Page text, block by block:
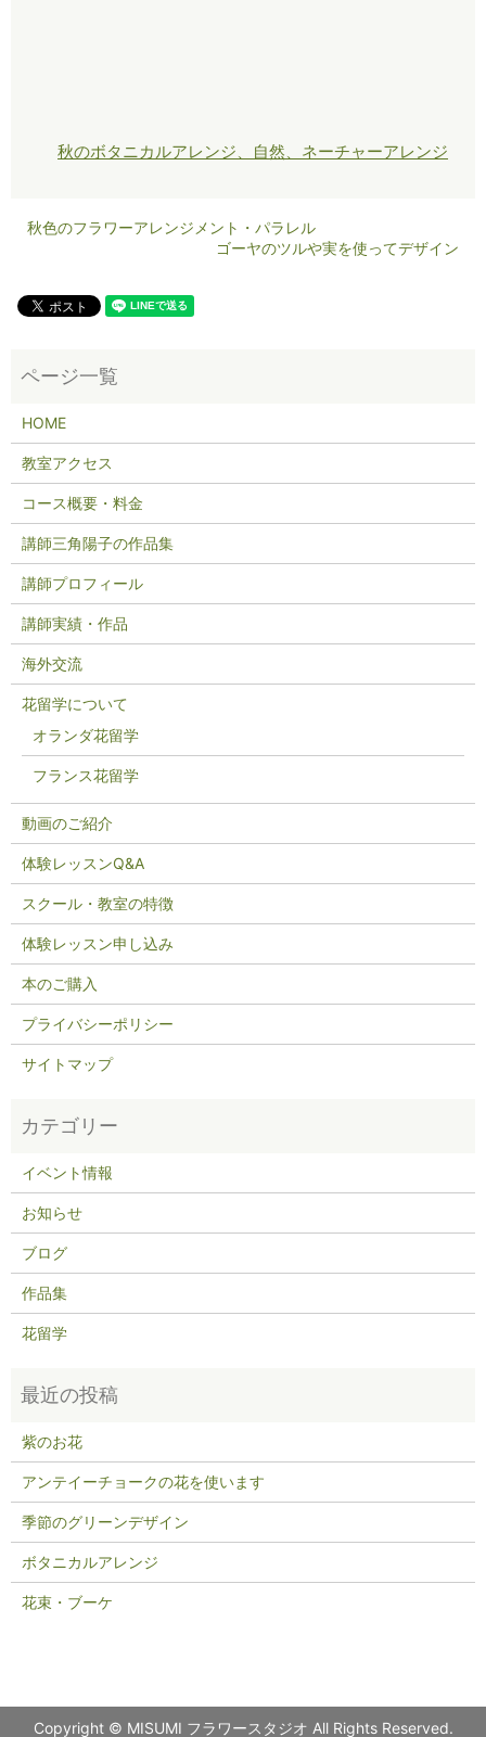
秋のボタニカルアレンジ、自然、ネーチャーアレンジ
秋色のフラワーアレンジメント・パラレル
ゴーヤのツルや実を使ってデザイン
HOME
教室アクセス
コース概要・料金
講師三角陽子の作品集
講師プロフィール
講師実績・作品
海外交流
花留学について
オランダ花留学
フランス花留学
動画のご紹介
体験レッスンQ&A
スクール・教室の特徴
体験レッスン申し込み
本のご購入
プライバシーポリシー
サイトマップ
イベント情報
お知らせ
ブログ
作品集
花留学
紫のお花
アンテイーチョークの花を使います
季節のグリーンデザイン
ボタニカルアレンジ
花束・ブーケ
Copyright © MISUMI フラワースタジオ All Rights Reserved.